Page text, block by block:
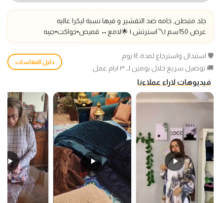
جلد متبطن, خامه ضد التقشير و فيها نسبة ليكرا عاليه
عرض 150سم |〽️استرتش
| 🌟لامع↔️ قميص▪️جواكت▪️جيبه
🛡️ استبدال واسترجاع لمدة ١٤ يوم
🚚 توصيل سريع خلال يومين لـ ٣ ايام عمل
دليل المقاسات
فيديوهات لاراء عملاءنا